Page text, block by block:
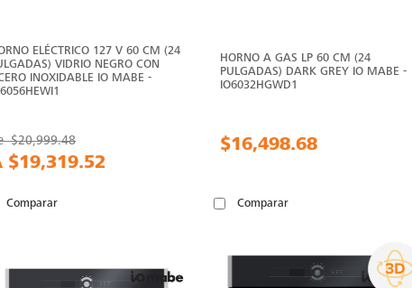
ELÉCTRICO 127 V 60 CM (24
VIDRIO NEGRO CON
INOXIDABLE IO MABE -
$20,999.48
$19,319.52
Comparar
HORNO A GAS LP 60 CM (24
PULGADAS) DARK GREY IO MABE -
IO6032HGWD1
$16,498.68
Comparar